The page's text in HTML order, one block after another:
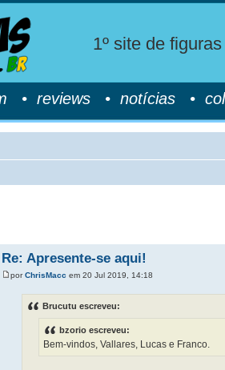
1º site de
• reviews • notícias •
Re: Apresente-se aqui!
porChrisMacc em 20 Jul 2019, 14:18
Brucutu escreveu:
bzorio escreveu:
Bem-vindos, Vallares, Lucas e Franco.